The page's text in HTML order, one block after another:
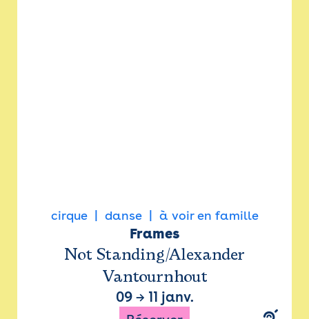
cirque danse à voir en famille
Frames
Not Standing/Alexander
Vantournhout
09→ 11 janv.